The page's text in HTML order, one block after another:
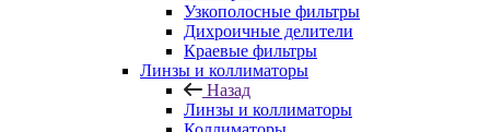
Узкополосные фильтры
Дихроичные делители
Краевые фильтры
Линзы и коллиматоры
Назад
Линзы и коллиматоры